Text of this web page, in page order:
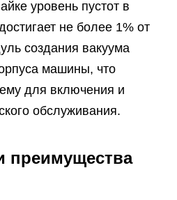
уровень пустот в
не более 1% от
создания вакуума
машины, что
для включения и
обслуживания.
преимущества